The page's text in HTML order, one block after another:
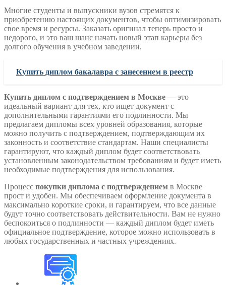
Многие студенты и выпускники вузов стремятся к
приобретению настоящих документов, чтобы оптимизировать
свое время и ресурсы. Заказать оригинал теперь просто и
недорого, и это ваш шанс начать новый этап карьеры без
долгого обучения в учебном заведении.
Купить диплом бакалавра с занесением в реестр
Купить диплом с подтверждением в Москве — это
идеальный вариант для тех, кто ищет документ с
дополнительными гарантиями его подлинности. Мы
предлагаем дипломы всех уровней образования, которые
можно получить с подтверждением, подтверждающим их
законность и соответствие стандартам. Наши специалисты
гарантируют, что каждый диплом будет соответствовать
установленным законодательством требованиям и будет иметь
необходимые подтверждения для использования.
Процесс покупки диплома с подтверждением в Москве
прост и удобен. Мы обеспечиваем оформление документа в
максимально короткие сроки, и гарантируем, что все данные
будут точно соответствовать действительности. Вам не нужно
беспокоиться о подлинности — каждый диплом будет иметь
официальное подтверждение, которое можно использовать в
любых государственных и частных учреждениях.